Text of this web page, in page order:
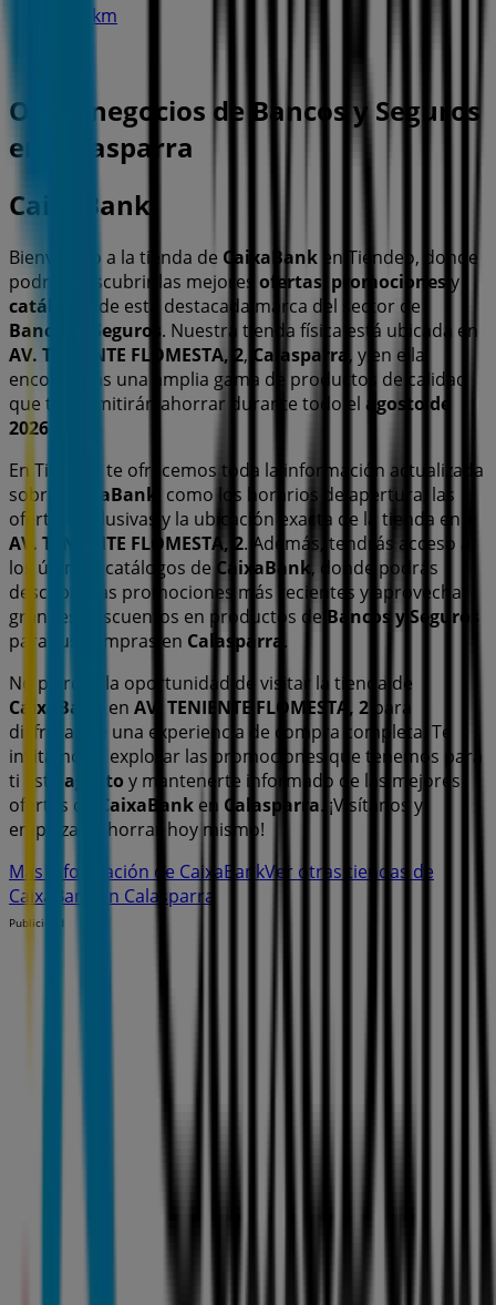
19.5 km
Otros negocios de Bancos y Seguros
en Calasparra
CaixaBank
Bienvenido a la tienda de CaixaBank en Tiendeo, donde
podrás descubrir las mejores ofertas promociones y
catálogos
de esta destacada marca del sector de
Bancos y Seguros. Nuestra tienda física está ubicada en
AV. TENIENTE FLOMESTA, 2, Calasparra , y en ella
encontrarás una amplia gama de productos de calidad
que te permitirán ahorrar durante todo el agosto de
2026
En Tiendeo te ofrecemos toda la información actualizada
sobre
CaixaBank
, como los horarios de apertura, las
ofertas exclusivas y la ubicación exacta de la tienda en
AV. TENIENTE FLOMESTA, 2. Además, tendrás acceso a
los últimos catálogos de CaixaBank, donde podrás
descubrir las promociones más recientes y aprovechar
grandes descuentos en productos de Bancos y Seguros
para tus compras en Calasparra .
No pierdas la oportunidad de visitar la tienda de
CaixaBank
en AV. TENIENTE FLOMESTA, 2 para
disfrutar de una experiencia de compra completa. Te
invitamos a explorar las promociones que tenemos para
ti este agosto y mantenerte informado de las mejores
ofertas de
CaixaBank en Calasparra. ¡Visítanos y
empieza a ahorrar hoy mismo!
Más información de CaixaBankVer otras tiendas de
CaixaBank en Calasparra
Publicidad